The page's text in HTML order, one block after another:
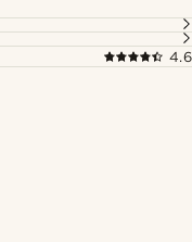
4.6